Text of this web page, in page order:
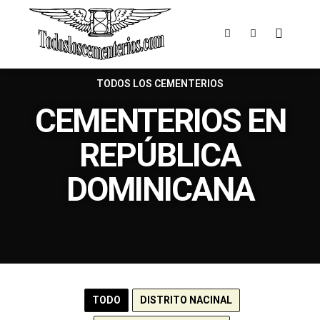
TODOS LOS CEMENTERIOS
CEMENTERIOS EN
REPÚBLICA
DOMINICANA
TODO DISTRITO NACINAL